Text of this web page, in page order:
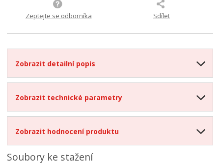
Zeptejte se odborníka Sdílet
Zobrazit detailní popis
Zobrazit technické parametry
Zobrazit hodnocení produktu
Soubory ke stažení